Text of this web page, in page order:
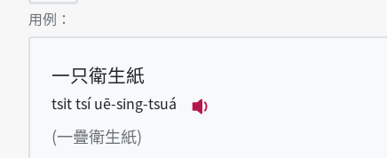
第1項釋義的
用例：
一只衛生紙
tsi̍t tsí uē-sing-tsuá
(一疊衛生紙)